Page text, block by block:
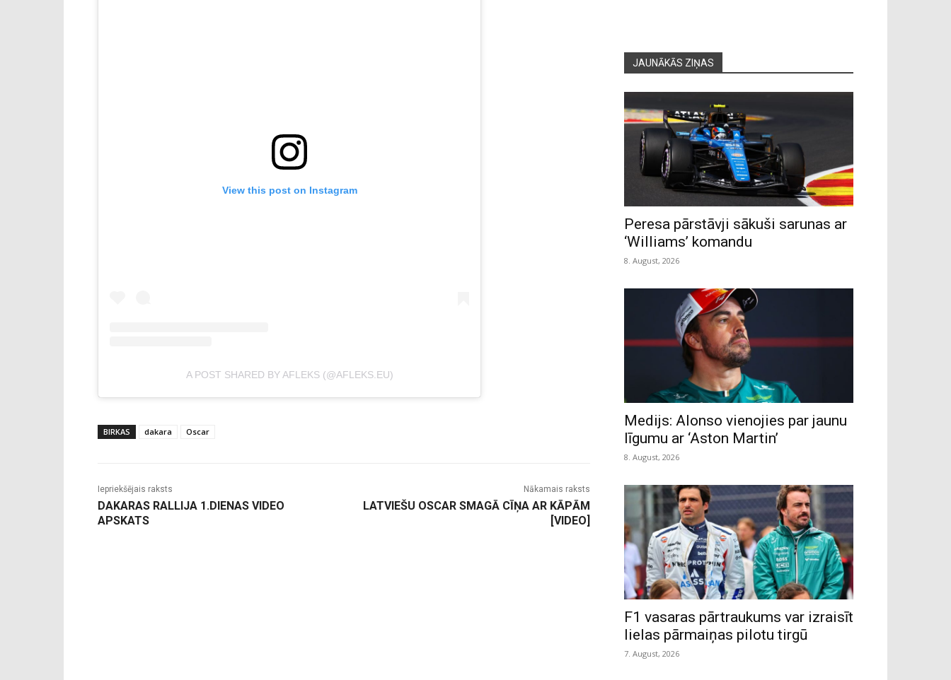
View this post on Instagram
A POST SHARED BY AFLEKS (@AFLEKS.EU)
BIRKAS dakara Oscar
Iepriekšējais raksts
DAKARAS RALLIJA 1.DIENAS VIDEO
APSKATS
Nākamais raksts
LATVIEŠU OSCAR SMAGĀ CĪŅA AR KĀPĀM
[VIDEO]
JAUNĀKĀS ZIŅAS
Peresa pārstāvji sākuši sarunas ar
‘Williams’ komandu
8. August, 2026
Medijs: Alonso vienojies par jaunu
līgumu ar ‘Aston Martin’
8. August, 2026
F1 vasaras pārtraukums var izraisīt
lielas pārmaiņas pilotu tirgū
7. August, 2026